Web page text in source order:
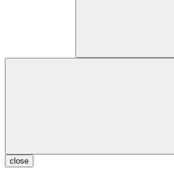
close